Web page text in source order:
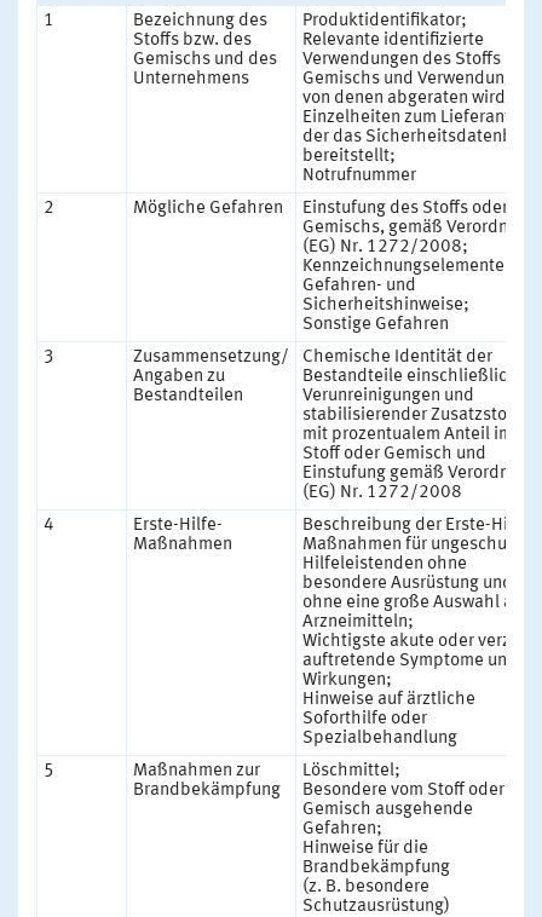
1
Bezeichnung des
Stoffs bzw. des
Gemischs und des
Unternehmens
Produktidentifikator;
Relevante identifizierte
Verwendungen des Stoffs oder
Gemischs und Verwendungen,
von denen abgeraten wird;
Einzelheiten zum Lieferanten,
der das Sicherheitsdatenblatt
bereitstellt;
Notrufnummer
2
Mögliche Gefahren
Einstufung des Stoffs oder des
Gemischs, gemäß Verordnung
(EG) Nr. 1272/2008;
Kennzeichnungselemente;
Gefahren- und
Sicherheitshinweise;
Sonstige Gefahren
3
Zusammensetzung/
Angaben zu
Bestandteilen
Chemische Identität der
Bestandteile einschließlich
Verunreinigungen und
stabilisierender Zusatzstoffe
mit prozentualem Anteil im
Stoff oder Gemisch und
Einstufung gemäß Verordnung
(EG) Nr. 1272/2008
4
Erste-Hilfe-
Maßnahmen
Beschreibung der Erste-Hilfe-
Maßnahmen für ungeschulte
Hilfeleistenden ohne
besondere Ausrüstung und
ohne eine große Auswahl an
Arzneimitteln;
Wichtigste akute oder
auftretende Symptome und
Wirkungen;
Hinweise auf ärztliche
Soforthilfe oder
Spezialbehandlung
5
Maßnahmen zur
Brandbekämpfung
Löschmittel;
Besondere vom Stoff oder
Gemisch ausgehende
Gefahren;
Hinweise für die
Brandbekämpfung
(z. B. besondere
Schutzausrüstung)